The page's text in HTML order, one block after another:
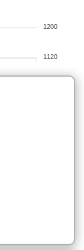
1200
1120